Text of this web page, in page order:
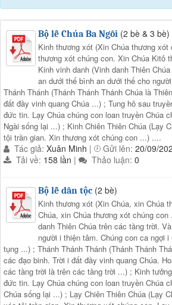
Bộ lễ Chúa Ba Ngôi (2 bè & 3 bè)
Kinh thương xót (Xin Chúa thương xót
thương xót chúng con. Xin Chúa Kitô
Kinh vinh danh (Vinh danh Thiên
an dưới thế bình an dưới thế cho
Thánh Thánh (Thánh Thánh Thánh Chúa là
đất đầy vinh quang Chúa ...) ; Tung hô sau
đức tin. Lạy Chúa chúng con loan truyền Chúa
Ngài sống lại ...) ; Kinh Chiên Thiên Chúa (Lạy
tội trần gian. Xin thương xót chúng con ...) ....
Tác giả: Xuân Minh | Gửi lên: 20/09/
Tải về: 158 lần | Thảo luận: 0
Bộ lễ dân tộc (2 bè)
Kinh thương xót (Xin Chúa, xin Chúa
Chúa, xin Chúa thương xót chúng
danh Thiên Chúa trên các tầng trời.
người i thiện tâm. Chúng con ca ngợi
tụng ...) ; Thánh Thánh Thánh (Thánh Thánh
các đạo binh. Trời i đất đầy vinh quang Chúa.
các tầng trời là trên các tầng trời ...) ; Kinh
đức tin. Lạy Chúa chúng con loan truyền Chúa
Chúa sống lại ...) ; Lạy Chiên Thiên Chúa (Lạy